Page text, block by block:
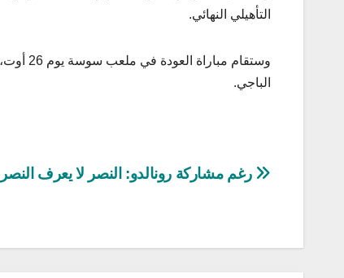
التأهيلي النهائي.
الباجي.
تصفّح
رغم مشاركة رونالدو: النصر لا يعرف النصر